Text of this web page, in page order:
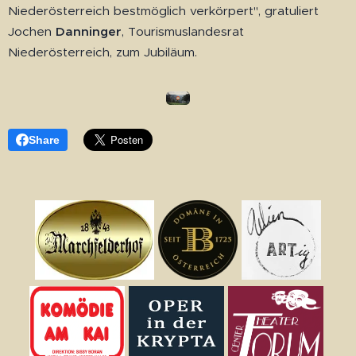
Niederösterreich bestmöglich verkörpert", gratuliert
Jochen Danninger, Tourismuslandesrat
Niederösterreich, zum Jubiläum.
Share